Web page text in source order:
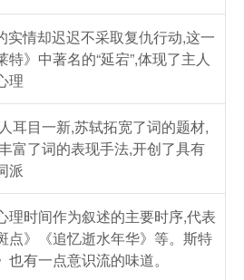
实情却迟迟不采取复仇行动,这一
》中著名的“延宕”,体现了主人
理
耳目一新,苏轼拓宽了词的题材,
富了词的表现手法,开创了具有
派
理时间作为叙述的主要时序,代表
点》《追忆逝水年华》等。斯特
有一点意识流的味道。